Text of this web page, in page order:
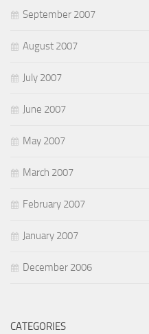
September 2007
August 2007
July 2007
June 2007
May 2007
March 2007
February 2007
January 2007
December 2006
CATEGORIES